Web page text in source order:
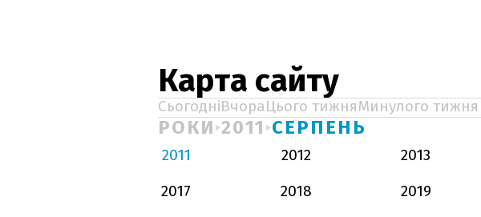
Карта сайту
СьогодніВчораЦього тижняМинулого тижня
РОКИ 2011 СЕРПЕНЬ
2011 2012 2013
2017
2018 2019